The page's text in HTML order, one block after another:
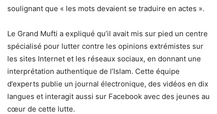
soulignant que « les mots devaient se traduire en actes ».
Le Grand Mufti a expliqué qu’il avait mis sur pied un centre
spécialisé pour lutter contre les opinions extrémistes sur
les sites Internet et les réseaux sociaux, en donnant une
interprétation authentique de l’Islam. Cette équipe
d’experts publie un journal électronique, des vidéos en dix
langues et interagit aussi sur Facebook avec des jeunes au
cœur de cette lutte.